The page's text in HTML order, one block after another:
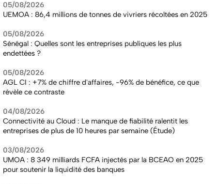
05/08/2026
UEMOA : 86,4 millions de tonnes de vivriers récoltées en 2025
05/08/2026
Sénégal : Quelles sont les entreprises publiques les plus
endettées ?
05/08/2026
AGL CI : +7% de chiffre d'affaires, -96% de bénéfice, ce que
révèle ce contraste
04/08/2026
Connectivité au Cloud : Le manque de fiabilité ralentit les
entreprises de plus de 10 heures par semaine (Étude)
03/08/2026
UMOA : 8 349 milliards FCFA injectés par la BCEAO en 2025
pour soutenir la liquidité des banques